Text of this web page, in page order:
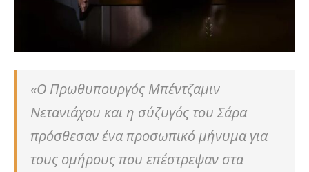
«Ο Πρωθυπουργός Μπέντζαμιν
Νετανιάχου και η σύζυγός του Σάρα
πρόσθεσαν ένα προσωπικό μήνυμα για
τους ομήρους που επέστρεψαν στα